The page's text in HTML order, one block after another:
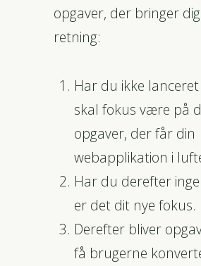
opgaver, der bringer
retning:
Har du ikke
skal fokus være på
opgaver, der får din
webapplikation i
Har du derefter
er det dit nye fokus.
Derefter bliver
få brugerne